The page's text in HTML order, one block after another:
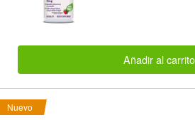
Añadir al carrito
Nuevo